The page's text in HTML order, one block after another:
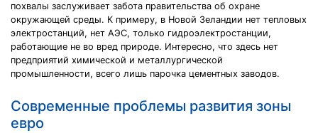
похвалы заслуживает забота правительства об охране
окружающей среды. К примеру, в Новой Зеландии нет тепловых
электростанций, нет АЭС, только гидроэлектростанции,
работающие не во вред природе. Интересно, что здесь нет
предприятий химической и металлургической
промышленности, всего лишь парочка цементных заводов.
Современные проблемы развития зоны
евро